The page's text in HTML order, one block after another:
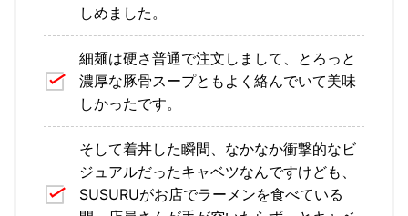
しめました。
細麺は硬さ普通で注文しまして、とろっと
濃厚な豚骨スープともよく絡んでいて美味
しかったです。
そして着丼した瞬間、なかなか衝撃的なビ
ジュアルだったキャベツなんですけども、
SUSURUがお店でラーメンを食べている